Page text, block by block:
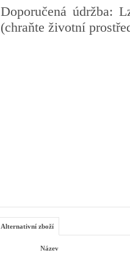
Doporučená údržba:
(chraňte životní
Alternativní zboží
Název